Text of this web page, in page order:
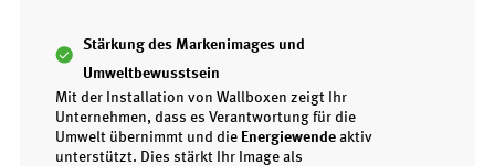
Stärkung des Markenimages und
Umweltbewusstsein
Mit der Installation von Wallboxen zeigt Ihr
Unternehmen, dass es Verantwortung für die
Umwelt übernimmt und die Energiewendeaktiv
unterstützt. Dies stärkt Ihr Image als